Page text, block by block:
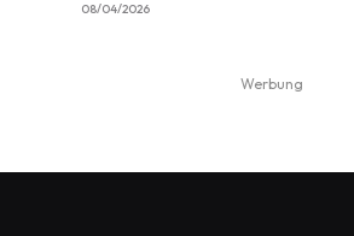
08/04/2026
Werbung